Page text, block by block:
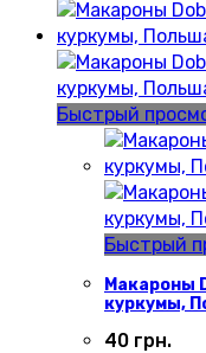
Быстрый
Быстрый
Макароны
куркумы,
40 грн.